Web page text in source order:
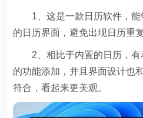
1、这是一款日历软件，能
的日历界面，避免出现日历重
2、相比于内置的日历，有
的功能添加，并且界面设计也
符合，看起来更美观。